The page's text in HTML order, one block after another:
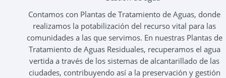
Contamos con Plantas de Tratamiento de Aguas, donde
realizamos la potabilización del recurso vital para las
comunidades a las que servimos. En nuestras Plantas de
Tratamiento de Aguas Residuales, recuperamos el agua
vertida a través de los sistemas de alcantarillado de las
ciudades, contribuyendo así a la preservación y gestión